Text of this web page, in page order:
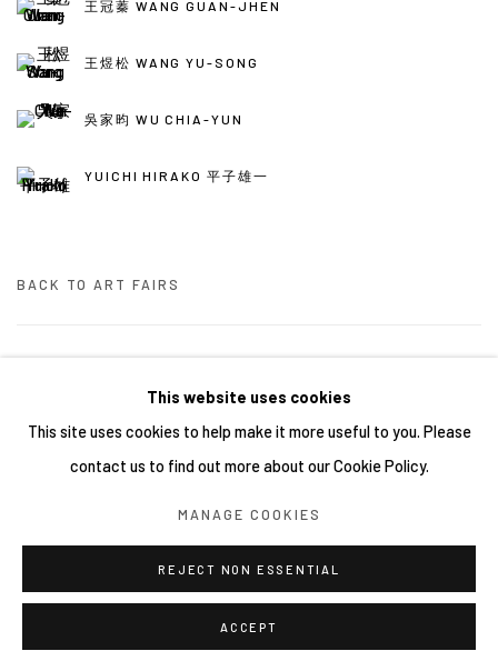
王冠蓁 WANG GUAN-JHEN
王煜松 WANG YU-SONG
吳家昀 WU CHIA-YUN
YUICHI HIRAKO 平子雄一
BACK TO ART FAIRS
COPYRIGHT © 2026 YIRI ARTS, BACK_Y & YIRI JAKARTA.
ALL RIGHTS RESERVED.
This website uses cookies
This site uses cookies to help make it more useful to you. Please
contact us to find out more about our Cookie Policy.
MANAGE COOKIES
REJECT NON ESSENTIAL
ACCEPT